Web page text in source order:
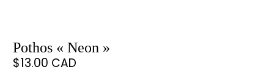
Pothos « Neon »
$13.00 CAD